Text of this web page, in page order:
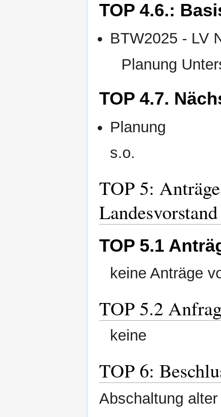
TOP 4.6.:
BTW2025 - LV
Planung
TOP 4.7.
Planung
s.o.
TOP 5:
Landesvorstand
TOP 5.1
keine Anträge
TOP 5.2
keine
TOP 6:
Abschaltung